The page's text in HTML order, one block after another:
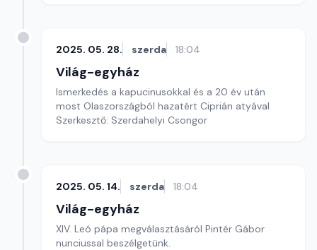
2025. 05. 28. szerda 18:04
Világ-egyház
Ismerkedés a kapucinusokkal és a 20 év után
most Olaszországból hazatért Ciprián atyával
Szerkesztő: Szerdahelyi Csongor
2025. 05. 14. szerda 18:04
Világ-egyház
XIV. Leó pápa megválasztásáról Pintér Gábor
nunciussal beszélgetünk.